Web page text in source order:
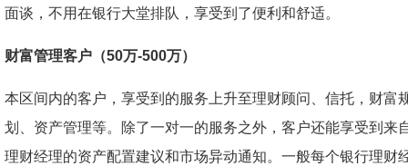
面谈，不用在银行大堂排队，享受到了便利和舒适。
财富管理客户（50万-500万）
本区间内的客户，享受到的服务上升至理财顾问、信托，财富
划、资产管理等。除了一对一的服务之外，客户还能享受到来
理财经理的资产配置建议和市场异动通知。一般每个银行理财